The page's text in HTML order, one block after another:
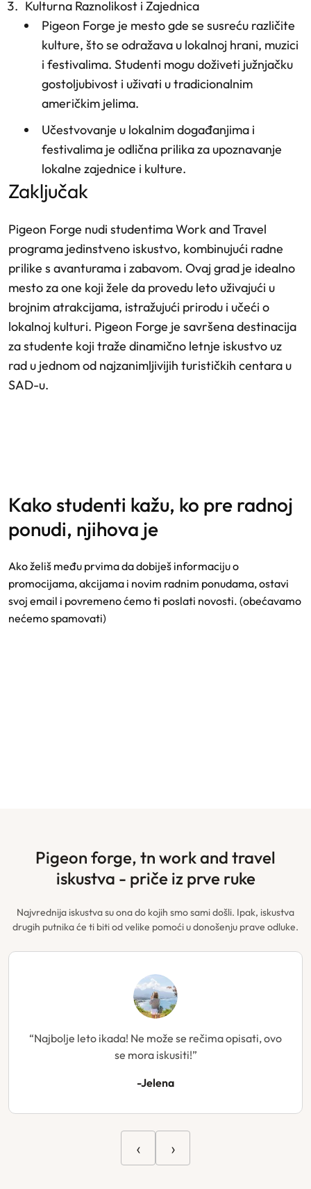
Kulturna Raznolikost i Zajednica
Pigeon Forge je mesto gde se susreću različite
kulture, što se odražava u lokalnoj hrani, muzici
i festivalima. Studenti mogu doživeti južnjačku
gostoljubivost i uživati u tradicionalnim
američkim jelima.
Učestvovanje u lokalnim događanjima i
festivalima je odlična prilika za upoznavanje
lokalne zajednice i kulture.
zaključak
Pigeon Forge nudi studentima Work and Travel
programa jedinstveno iskustvo, kombinujući radne
prilike s avanturama i zabavom. Ovaj grad je idealno
mesto za one koji žele da provedu leto uživajući u
brojnim atrakcijama, istražujući prirodu i učeći o
lokalnoj kulturi. Pigeon Forge je savršena destinacija
za studente koji traže dinamično letnje iskustvo uz
rad u jednom od najzanimljivijih turističkih centara u
SAD-u.
kako studenti kažu, ko pre radnoj
ponudi, njihova je
Ako želiš među prvima da dobiješ informaciju o
promocijama, akcijama i novim radnim ponudama, ostavi
svoj email i povremeno ćemo ti poslati novosti. (obećavamo
nećemo spamovati)
pigeon forge, tn work and travel
iskustva - priče iz prve ruke
Najvrednija iskustva su ona do kojih smo sami došli. Ipak, iskustva
drugih putnika će ti biti od velike pomoći u donošenju prave odluke.
“Najbolje leto ikada! Ne može se rečima opisati, ovo
se mora iskusiti!”
-Jelena
‹ ›